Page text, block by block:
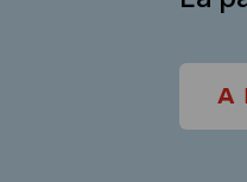
A